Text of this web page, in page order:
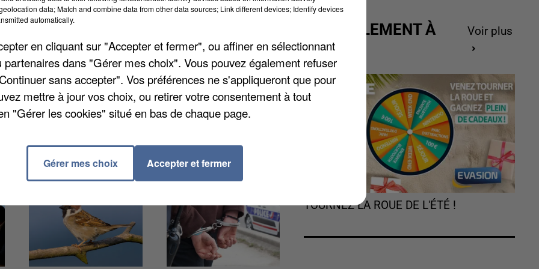
lycée amiénois pour des raisons encore
dans cet établissement et a menacé plusieurs
Picard. Les forces de l'ordre sont intervenus peu
de son interpellation, il s'est lui-même blessé avec
ACTUELLEMENT À
GAGNER
Voir plus
TOURNEZ LA ROUE DE L'ÉTÉ !
data; Match and combine data from other data sources; Link different devices; Identify devices
automatically.
en cliquant sur "Accepter et fermer", ou affiner en sélectionnant
partenaires dans "Gérer mes choix". Vous pouvez également refuser
sans accepter". Vos préférences ne s'appliqueront que pour
mettre à jour vos choix, ou retirer votre consentement à tout
"Gérer les cookies" situé en bas de chaque page.
Gérer mes choix Accepter et fermer